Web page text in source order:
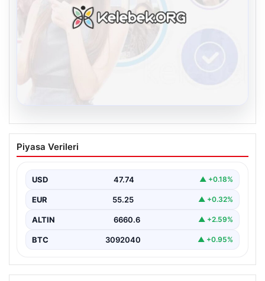
Kelebek sohbet platformu İle Sanal
İletişimin Sertifikalı Adresi Ve
İnternet çağında insanların seviyeli bir şekilde bağlantı
olarak…
Piyasa Verileri
USD 47.74 ▲ +0.18%
EUR 55.25 ▲ +0.32%
ALTIN 6660.6 ▲ +2.59%
BTC 3092040 ▲ +0.95%